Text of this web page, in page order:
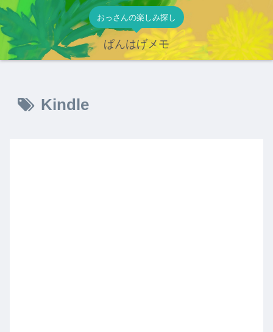
おっさんの楽しみ探し
ぱんはげメモ
Kindle